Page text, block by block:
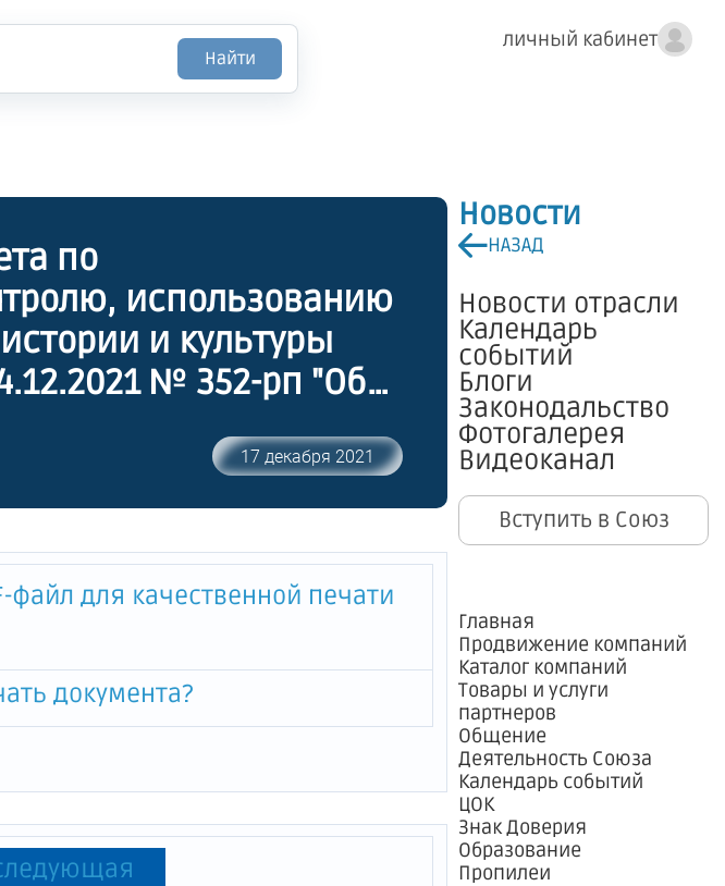
личный кабинет
Найти
Новости
НАЗАД
Новости отрасли
Календарь
событий
Блоги
Законодальство
Фотогалерея
Видеоканал
Вступить в Союз
Главная
Продвижение компаний
Каталог компаний
Товары и услуги
партнеров
Общение
Деятельность Союза
Календарь событий
ЦОК
Знак Доверия
Образование
Пропилеи
по
использованию
и культуры
№ 352-рп "Об
федерального17 декабря 2021
файл для качественной печати
документа?